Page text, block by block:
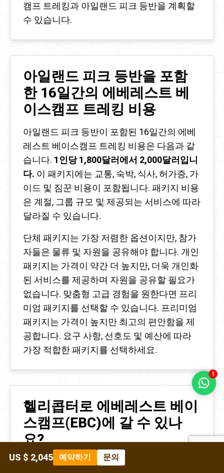
캠프 트레킹과 아일랜드 피크 등반을 계획할
수 있습니다.
아일랜드 피크 등반을 포함
한 16일간의 에베레스트 베
이스캠프 트레킹 비용
아일랜드 피크 등반이 포함된 16일간의 에베
레스트 베이스캠프 트레킹 비용은 다음과 같
습니다. 1인당 1,800달러에서 2,000달러입니
다. 이 패키지에는 교통, 숙박, 식사, 허가증, 가
이드 및 짐꾼 비용이 포함됩니다. 패키지 비용
은 계절, 그룹 규모 및 제공되는 서비스에 따라
달라질 수 있습니다.
단체 패키지는 가장 저렴한 옵션이지만, 참가
자들은 물류 및 자원을 공유해야 합니다. 개인
패키지는 가격이 약간 더 높지만, 더욱 개인화
된 서비스를 제공하며 자원을 공유할 필요가
없습니다. 맞춤형 고급 경험을 원한다면 프리
미엄 패키지를 선택할 수 있습니다. 프리미엄
패키지는 가격이 높지만 최고의 편안함을 제
공합니다. 요구 사항, 선호도 및 예산에 따라
가장 적합한 패키지를 선택하세요.
헬리콥터로 에베레스트 베이
스캠프(EBC)에 갈 수 있나
요?
헬리콥터를 타고 에베레스트 베이스캠프 상
US $ 2,045 예약하기 문의
1